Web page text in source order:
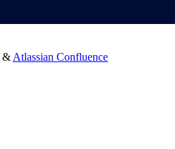
& Atlassian Confluence